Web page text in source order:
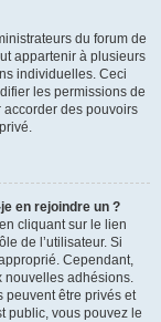
du forum de
appartenir à plusieurs
individuelles. Ceci
les permissions de
des pouvoirs
en rejoindre un ?
cliquant sur le lien
de l’utilisateur. Si
Cependant,
nouvelles adhésions.
peuvent être privés et
public, vous pouvez le